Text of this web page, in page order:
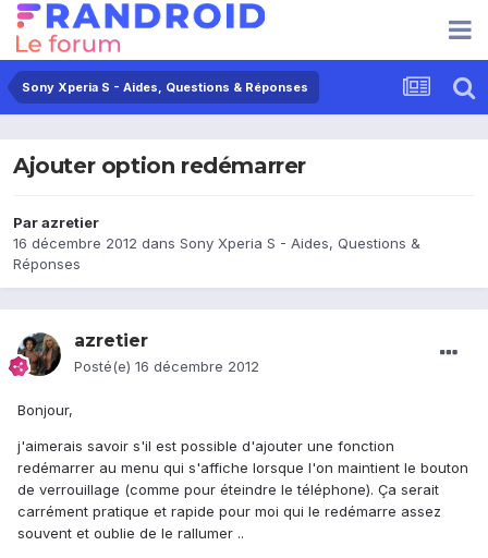
Sony Xperia S - Aides, Questions & Réponses
Ajouter option redémarrer
Parazretier
16 décembre 2012 dans Sony Xperia S - Aides, Questions &
Réponses
azretier
Posté(e) 16 décembre 2012
Bonjour,
j'aimerais savoir s'il est possible d'ajouter une fonction
redémarrer au menu qui s'affiche lorsque l'on maintient le bouton
de verrouillage (comme pour éteindre le téléphone). Ça serait
carrément pratique et rapide pour moi qui le redémarre assez
souvent et oublie de le rallumer ..